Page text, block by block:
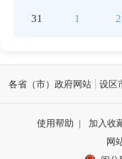
31 1 2
各省（市）政府网站 设区
使用帮助 | 加入收
网